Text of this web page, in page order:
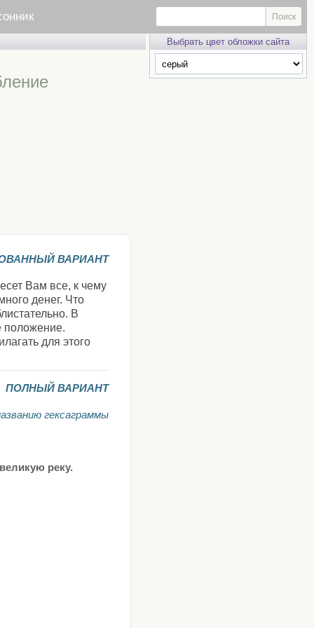
ВАРИАНТ
Вам все, к чему
денег. Что
В
положение.
для этого
ПОЛНЫЙ ВАРИАНТ
гексаграммы
реку.
Выбрать цвет обложки сайта